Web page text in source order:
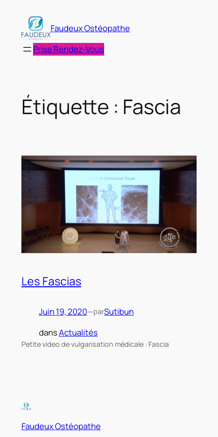
contenu
Faudeux Ostéopathe
Prise Rendez-Vous
Étiquette : Fascia
Les Fascias
Juin 19, 2020—parSutibun
dansActualités
Petite video de vulgarisation médicale : Fascia
Faudeux Ostéopathe